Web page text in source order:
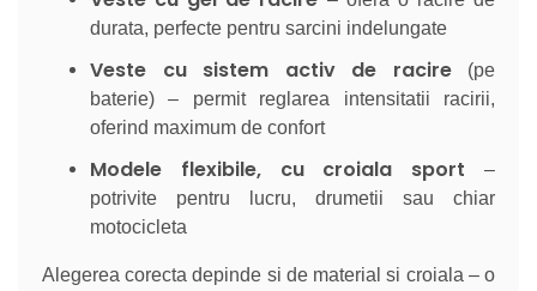
durata, perfecte pentru sarcini indelungate
Veste cu sistem activ de racire
(pe
baterie) – permit reglarea intensitatii racirii,
oferind maximum de confort
Modele flexibile, cu croiala sport –
potrivite pentru lucru, drumetii sau chiar
motocicleta
Alegerea corecta depinde si de material si croiala – o